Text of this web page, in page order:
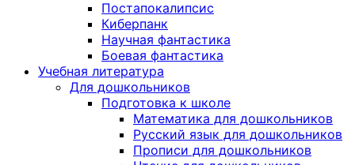
Постапокалипсис
Киберпанк
Научная фантастика
Боевая фантастика
Учебная литература
Для дошкольников
Подготовка к школе
Математика для дошкольников
Русский язык для дошкольников
Прописи для дошкольников